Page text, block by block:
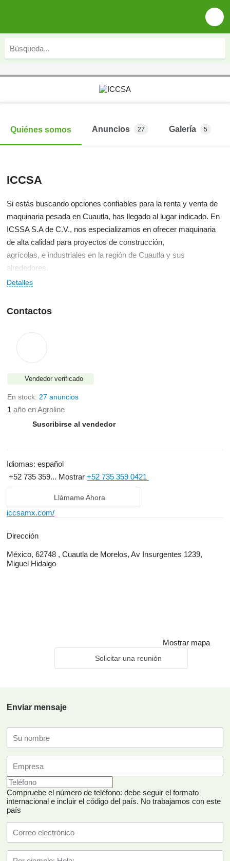
Quiénes somos Anuncios 27 Galería 5
ICCSA
Si estás buscando opciones confiables para la renta y venta de
maquinaria pesada en Cuautla, has llegado al lugar indicado. En
ICSSA S.A de C.V., nos especializamos en ofrecer maquinaria
de alta calidad para proyectos de construcción,
agrícolas, e industriales en la región de Cuautla y sus
alrededores.
Detalles
Contactos
Vendedor verificado
En stock: 27 anuncios
1 año en Agroline
Suscribirse al vendedor
Idiomas: español
+52 735 359... Mostrar +52 735 359 0421
Llámame Ahora
iccsamx.com/
Dirección
México, 62748 , Cuautla de Morelos, Av Insurgentes 1239,
Miguel Hidalgo
Mostrar mapa
Solicitar una reunión
Enviar mensaje
Compruebe el número de teléfono: debe seguir el formato
internacional e incluir el código del país. No trabajamos con este
país